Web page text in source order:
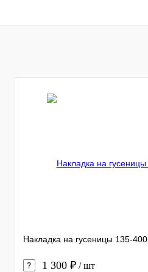
Накладка на гусеницы 135-400
1 300 ₽ / шт